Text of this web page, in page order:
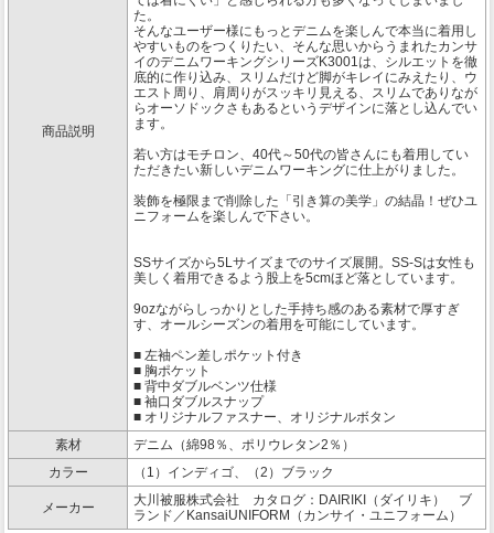
商品説明
た。
そんなユーザー様にもっとデニムを楽しんで本当に着用し
やすいものをつくりたい、そんな思いからうまれたカンサ
イのデニムワーキングシリーズK3001は、シルエットを徹
底的に作り込み、スリムだけど脚がキレイにみえたり、ウ
エスト周り、肩周りがスッキリ見える、スリムでありなが
らオーソドックさもあるというデザインに落とし込んでい
ます。
若い方はモチロン、40代～50代の皆さんにも着用してい
ただきたい新しいデニムワーキングに仕上がりました。
装飾を極限まで削除した「引き算の美学」の結晶！ぜひユ
ニフォームを楽しんで下さい。
SSサイズから5Lサイズまでのサイズ展開。SS-Sは女性も
美しく着用できるよう股上を5cmほど落としています。
9ozながらしっかりとした手持ち感のある素材で厚すぎ
す、オールシーズンの着用を可能にしています。
■ 左袖ペン差しポケット付き
■ 胸ポケット
■ 背中ダブルベンツ仕様
■ 袖口ダブルスナップ
■ オリジナルファスナー、オリジナルボタン
素材
デニム（綿98％、ポリウレタン2％）
カラー
（1）インディゴ、（2）ブラック
メーカー
大川被服株式会社 カタログ：DAIRIKI（ダイリキ） ブ
ランド／KansaiUNIFORM（カンサイ・ユニフォーム）